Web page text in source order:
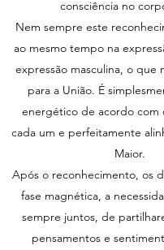
consciência no
Nem sempre este
ao mesmo tempo na
expressão masculina, o que
para a União. É
energético de acordo com
cada um e perfeitamente
Maior.
Após o reconhecimento, os
fase magnética, a
sempre juntos, de
pensamentos e